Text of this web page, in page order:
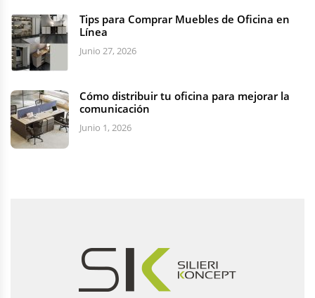
Tips para Comprar Muebles de Oficina en
Línea
Junio 27, 2026
Cómo distribuir tu oficina para mejorar la
comunicación
Junio 1, 2026